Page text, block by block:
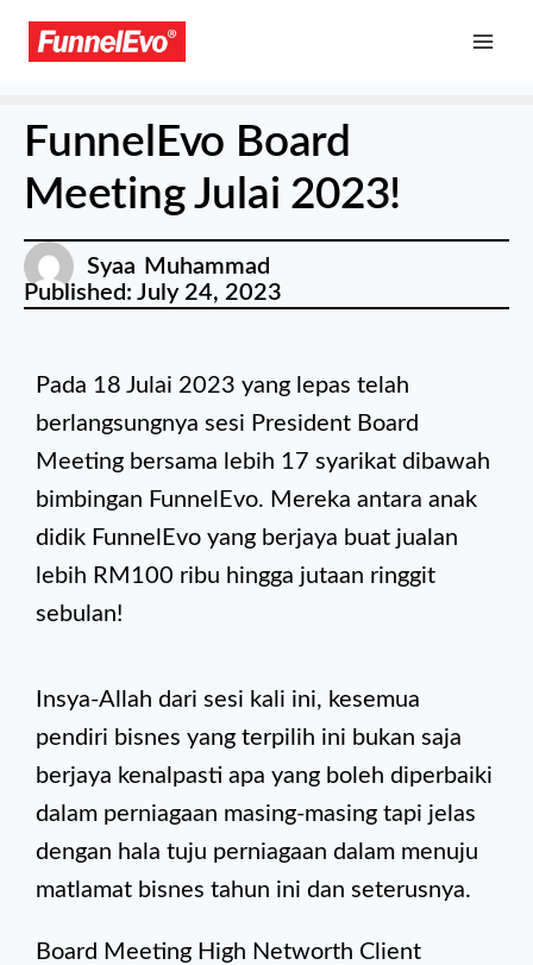
FunnelEvo Board
Meeting Julai 2023!
Syaa Muhammad
Published: July 24, 2023
Pada 18 Julai 2023 yang lepas telah
berlangsungnya sesi President Board
Meeting bersama lebih 17 syarikat dibawah
bimbingan FunnelEvo. Mereka antara anak
didik FunnelEvo yang berjaya buat jualan
lebih RM100 ribu hingga jutaan ringgit
sebulan!
Insya-Allah dari sesi kali ini, kesemua
pendiri bisnes yang terpilih ini bukan saja
berjaya kenalpasti apa yang boleh diperbaiki
dalam perniagaan masing-masing tapi jelas
dengan hala tuju perniagaan dalam menuju
matlamat bisnes tahun ini dan seterusnya.
Board Meeting High Networth Client